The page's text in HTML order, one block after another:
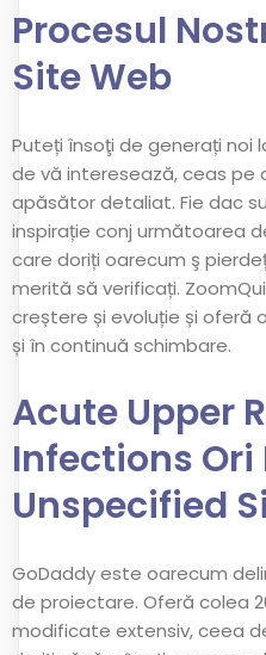
Procesul
Site Web
Puteți însoţi de generați noi
de vă interesează, ceas pe
apăsător detaliat. Fie dac
inspirație conj următoarea
care doriți oarecum ş
merită să verificați.
creștere și evoluție și oferă
și în continuă schimbare.
Acute Upper
Infections
Unspecified
GoDaddy este oarecum
de proiectare. Oferă colea
modificate extensiv, ceea